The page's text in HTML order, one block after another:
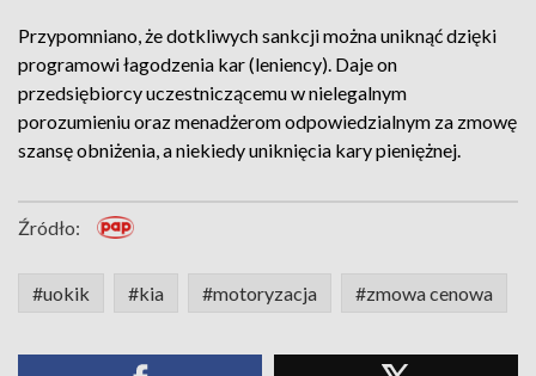
Przypomniano, że dotkliwych sankcji można uniknąć dzięki
programowi łagodzenia kar (leniency). Daje on
przedsiębiorcy uczestniczącemu w nielegalnym
porozumieniu oraz menadżerom odpowiedzialnym za zmowę
szansę obniżenia, a niekiedy uniknięcia kary pieniężnej.
Źródło:
#uokik #kia #motoryzacja #zmowa cenowa